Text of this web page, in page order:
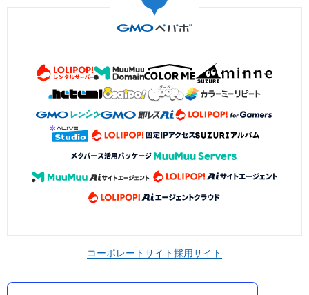
コーポレートサイト採用サイト